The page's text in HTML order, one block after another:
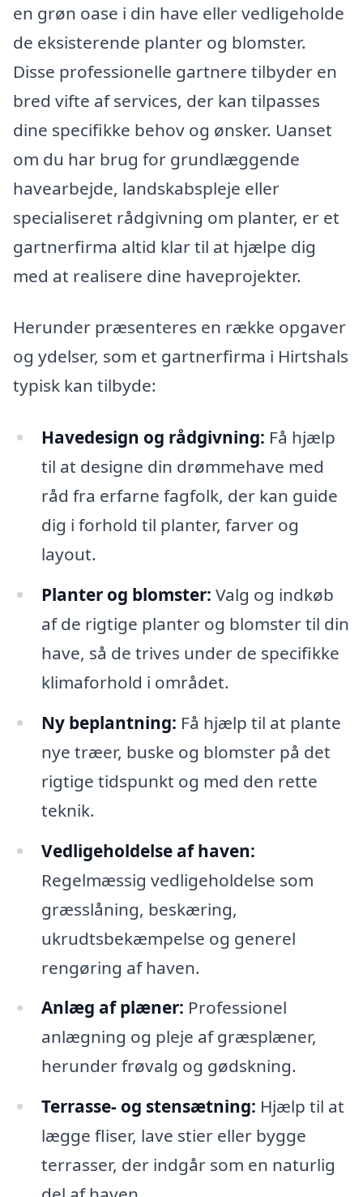
en grøn oase i din have eller vedligeholde
de eksisterende planter og blomster.
Disse professionelle gartnere tilbyder en
bred vifte af services, der kan tilpasses
dine specifikke behov og ønsker. Uanset
om du har brug for grundlæggende
havearbejde, landskabspleje eller
specialiseret rådgivning om planter, er et
gartnerfirma altid klar til at hjælpe dig
med at realisere dine haveprojekter.
Herunder præsenteres en række opgaver
og ydelser, som et gartnerfirma i Hirtshals
typisk kan tilbyde:
Havedesign og rådgivning: Få hjælp
til at designe din drømmehave med
råd fra erfarne fagfolk, der kan guide
dig i forhold til planter, farver og
layout.
Planter og blomster: Valg og indkøb
af de rigtige planter og blomster til din
have, så de trives under de specifikke
klimaforhold i området.
Ny beplantning: Få hjælp til at plante
nye træer, buske og blomster på det
rigtige tidspunkt og med den rette
teknik.
Vedligeholdelse af haven:
Regelmæssig vedligeholdelse som
græsslåning, beskæring,
ukrudtsbekæmpelse og generel
rengøring af haven.
Anlæg af plæner: Professionel
anlægning og pleje af græsplæner,
herunder frøvalg og gødskning.
Terrasse- og stensætning: Hjælp til at
lægge fliser, lave stier eller bygge
terrasser, der indgår som en naturlig